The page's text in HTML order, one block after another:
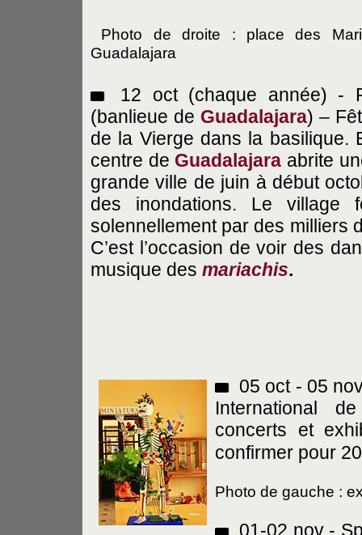
Photo de droite : place des
Guadalajara
12 oct (chaque année) -
(banlieue de Guadalajara) –
de la Vierge dans la basilique.
centre de Guadalajara abrite
grande ville de juin à début
des inondations. Le village
solennellement par des milliers
C’est l’occasion de voir des
musique des mariachis.
05 oct - 05
International
concerts et
confirmer pour
Photo de gauche :
01-02 nov -